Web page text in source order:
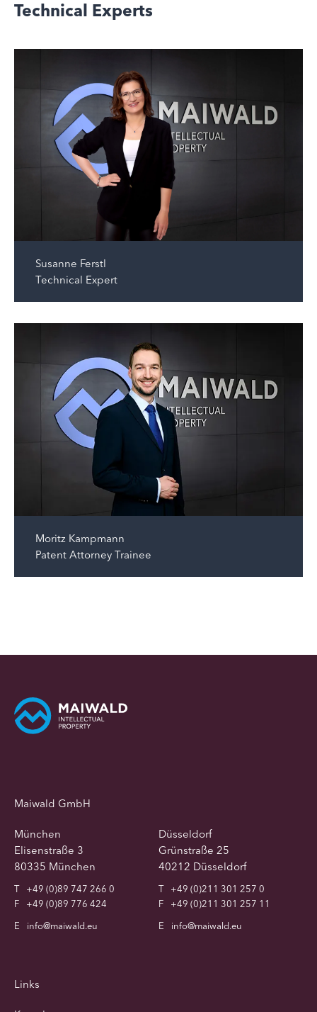
Technical Experts
Susanne Ferstl
Technical Expert
Moritz Kampmann
Patent Attorney Trainee
Maiwald GmbH
München
Elisenstraße 3
80335 München
T
+49 (0)89 747 266 0
F
+49 (0)89 776 424
E
info@maiwald.eu
Düsseldorf
Grünstraße 25
40212 Düsseldorf
T
+49 (0)211 301 257 0
F
+49 (0)211 301 257 11
E
info@maiwald.eu
Links